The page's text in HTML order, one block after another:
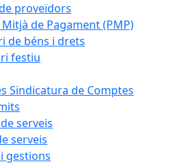
proveïdors
de Pagament (PMP)
de béns i drets
festiu
Sindicatura de Comptes
serveis
serveis
gestions